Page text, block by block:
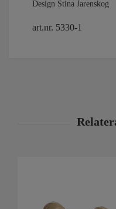
Design Stina Jarenskog
art.nr. 5330-1